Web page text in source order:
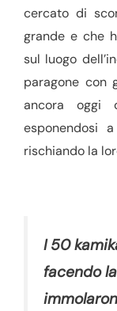
cercato di
grande e che
sul luogo
paragone con
ancora oggi
esponendosi
rischiando la
I 50
facendo